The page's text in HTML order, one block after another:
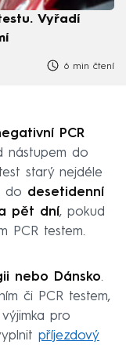
Vyřadí
6 min čtení
PCR
nástupem do
starý nejdéle
do desetidenní
pět dní, pokud
PCR testem.
nebo Dánsko.
či PCR testem,
pro
příjezdový